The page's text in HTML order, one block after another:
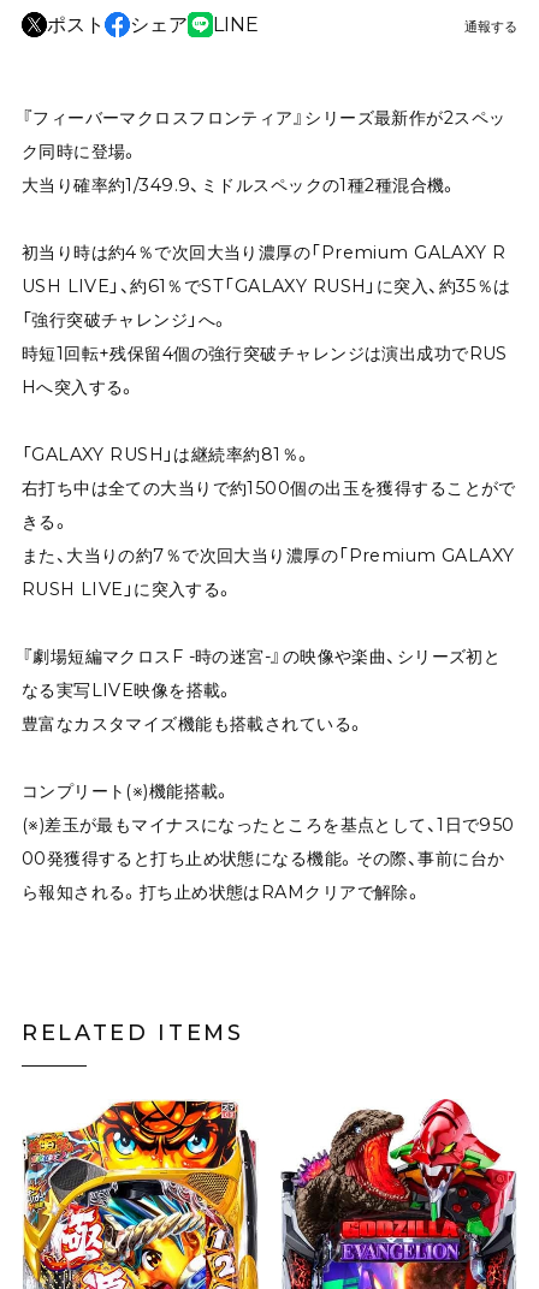
ポスト シェア LINE 通報する
『フィーバーマクロスフロンティア』シリーズ最新作が2スペッ
ク同時に登場。
大当り確率約1/349.9、ミドルスペックの1種2種混合機。
初当り時は約4％で次回大当り濃厚の「Premium GALAXY R
USH LIVE」、約61％でST「GALAXY RUSH」に突入、約35％は
「強行突破チャレンジ」へ。
時短1回転+残保留4個の強行突破チャレンジは演出成功でRUS
Hへ突入する。
「GALAXY RUSH」は継続率約81％。
右打ち中は全ての大当りで約1500個の出玉を獲得することがで
きる。
また、大当りの約7％で次回大当り濃厚の「Premium GALAXY
RUSH LIVE」に突入する。
『劇場短編マクロスF -時の迷宮-』の映像や楽曲、シリーズ初と
なる実写LIVE映像を搭載。
豊富なカスタマイズ機能も搭載されている。
コンプリート(※)機能搭載。
(※)差玉が最もマイナスになったところを基点として、1日で950
00発獲得すると打ち止め状態になる機能。その際、事前に台か
ら報知される。打ち止め状態はRAMクリアで解除。
RELATED ITEMS